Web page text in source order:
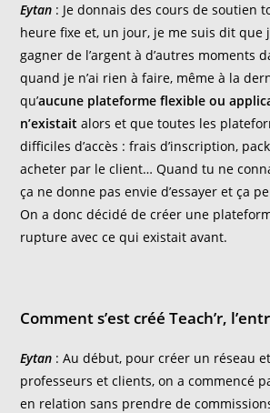
Eytan : Je donnais des cours de soutien
heure fixe et, un jour, je me suis dit que
gagner de l’argent à d’autres moments
quand je n’ai rien à faire, même à la
qu’aucune plateforme flexible ou
n’existait alors et que toutes les
difficiles d’accès : frais d’inscription,
acheter par le client… Quand tu ne
ça ne donne pas envie d’essayer et ça
On a donc décidé de créer une
rupture avec ce qui existait avant.
Comment s’est créé Teach’r,
Eytan : Au début, pour créer un réseau
professeurs et clients, on a commencé
en relation sans prendre de